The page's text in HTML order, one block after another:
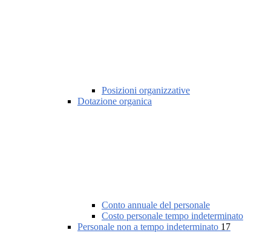
Posizioni organizzative
Dotazione organica
Conto annuale del personale
Costo personale tempo indeterminato
Personale non a tempo indeterminato 17